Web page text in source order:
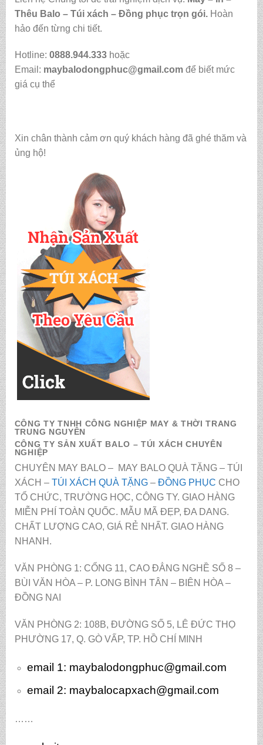
Thêu Balo – Túi xách – Đồng phục trọn gói. Hoàn
hảo đến từng chi tiết.
Hotline: 0888.944.333hoặc
Email: maybalodongphuc@gmail.comđể biết mức
giá cụ thể
Xin chân thành cảm ơn quý khách hàng đã ghé thăm và
ủng hộ!
CÔNG TY TNHH CÔNG NGHIỆP MAY & THỜI TRANG
TRUNG NGUYÊN
CÔNG TY SẢN XUẤT BALO – TÚI XÁCH CHUYÊN
NGHIỆP
CHUYÊN MAY BALO – MAY BALO QUÀ TẶNG – TÚI
XÁCH – TÚI XÁCH QUÀ TẶNG– ĐỒNG PHỤC CHO
TỔ CHỨC, TRƯỜNG HỌC, CÔNG TY. GIAO HÀNG
MIỄN PHÍ TOÀN QUỐC. MẪU MÃ ĐẸP, ĐA DANG.
CHẤT LƯỢNG CAO, GIÁ RẺ NHẤT. GIAO HÀNG
NHANH.
VĂN PHÒNG 1: CỔNG 11, CAO ĐẲNG NGHỀ SỐ 8 –
BÙI VĂN HÒA – P. LONG BÌNH TÂN – BIÊN HÒA –
ĐỒNG NAI
VĂN PHÒNG 2: 108B, ĐƯỜNG SỐ 5, LÊ ĐỨC THỌ
PHƯỜNG 17, Q. GÒ VẤP, TP. HỒ CHÍ MINH
email 1: maybalodongphuc@gmail.com
email 2: maybalocapxach@gmail.com
……